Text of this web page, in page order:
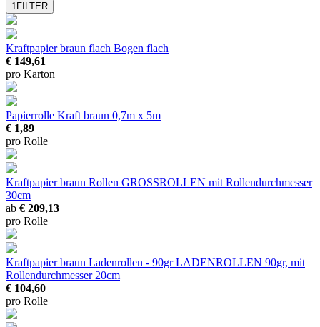
1FILTER
Kraftpapier braun flach Bogen flach
€ 149,61
pro Karton
Papierrolle Kraft braun 0,7m x 5m
€ 1,89
pro Rolle
Kraftpapier braun Rollen GROSSROLLEN mit Rollendurchmesser
30cm
ab € 209,13
pro Rolle
Kraftpapier braun Ladenrollen - 90grLADENROLLEN 90gr, mit
Rollendurchmesser 20cm
€ 104,60
pro Rolle